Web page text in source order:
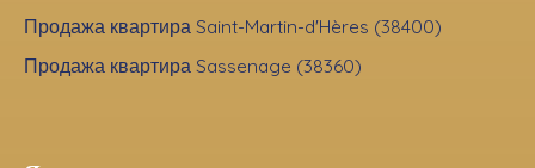
Продажа квартира Saint-Martin-d'Hères (38400)
Продажа квартира Sassenage (38360)